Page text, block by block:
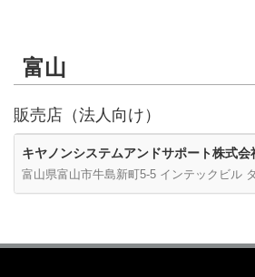
富山
販売店（法人向け）
キヤノンシステムアンドサポート株式会
富山県富山市牛島新町5-5 インテックビル